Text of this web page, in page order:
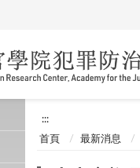
:::
首頁 最新消息